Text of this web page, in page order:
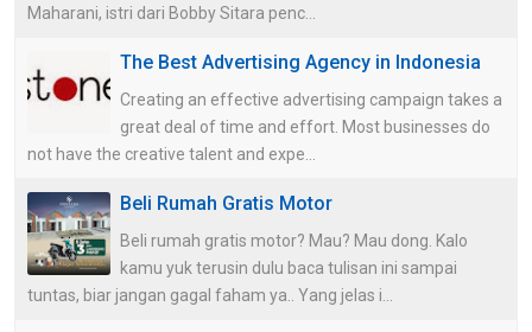
Maharani, istri dari Bobby Sitara penc...
The Best Advertising Agency in Indonesia
Creating an effective advertising campaign takes a
great deal of time and effort. Most businesses do
not have the creative talent and expe...
Beli Rumah Gratis Motor
Beli rumah gratis motor? Mau? Mau dong. Kalo
kamu yuk terusin dulu baca tulisan ini sampai
tuntas, biar jangan gagal faham ya.. Yang jelas i...